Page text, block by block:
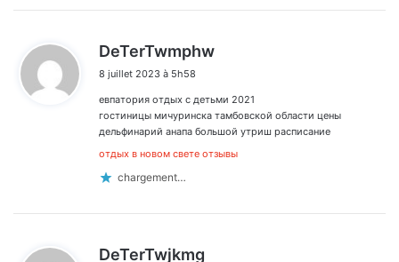
DeTerTwmphw
:
8 juillet 2023 à 5h58
евпатория отдых с детьми 2021
гостиницы мичуринска тамбовской области цены
дельфинарий анапа большой утриш расписание
отдых в новом свете отзывы
chargement…
DeTerTwjkmg